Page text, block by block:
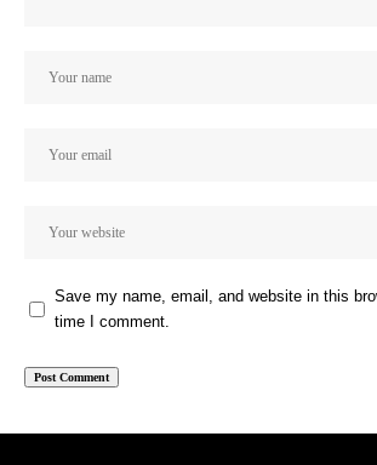
Save my name, email, and website in this
time I comment.